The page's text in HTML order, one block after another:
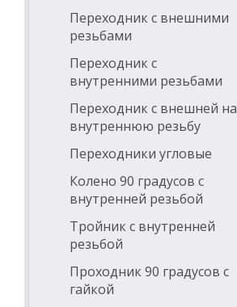
Переходник с внешними
резьбами
Переходник с
внутренними резьбами
Переходник с внешней на
внутреннюю резьбу
Переходники угловые
Колено 90 градусов с
внутренней резьбой
Тройник с внутренней
резьбой
Проходник 90 градусов с
гайкой